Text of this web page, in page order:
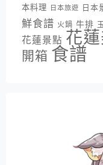
本料理
日本旅遊 日本
鮮食譜 火鍋 牛排
花蓮景點 花
開箱 食譜